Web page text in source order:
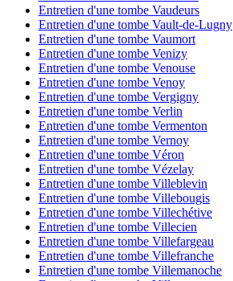
Entretien d'une tombe Vaudeurs
Entretien d'une tombe Vault-de-Lugny
Entretien d'une tombe Vaumort
Entretien d'une tombe Venizy
Entretien d'une tombe Venouse
Entretien d'une tombe Venoy
Entretien d'une tombe Vergigny
Entretien d'une tombe Verlin
Entretien d'une tombe Vermenton
Entretien d'une tombe Vernoy
Entretien d'une tombe Véron
Entretien d'une tombe Vézelay
Entretien d'une tombe Villeblevin
Entretien d'une tombe Villebougis
Entretien d'une tombe Villechétive
Entretien d'une tombe Villecien
Entretien d'une tombe Villefargeau
Entretien d'une tombe Villefranche
Entretien d'une tombe Villemanoche